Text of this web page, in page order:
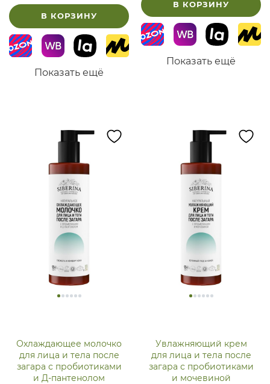
В КОРЗИНУ
Показать ещё
В КОРЗИНУ
Показать ещё
Охлаждающее молочко
для лица и тела после
загара с пробиотиками
и Д-пантенолом
Увлажняющий крем
для лица и тела после
загара с пробиотиками
и мочевиной